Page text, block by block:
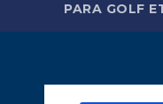
PARA GOLF